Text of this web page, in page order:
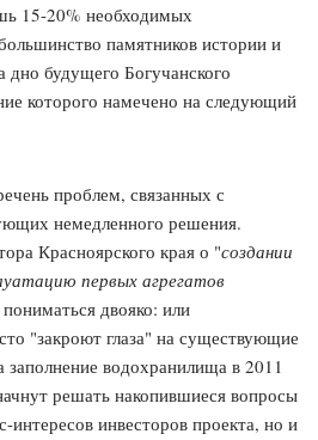
15-20% необходимых
памятников истории и
дно будущего Богучанского
которого намечено на следующий
проблем, связанных с
немедленного решения.
Красноярского края о "создании
первых агрегатов
двояко: или
"закроют глаза" на существующие
водохранилища в 2011
решать накопившиеся вопросы
интересов инвесторов проекта, но и